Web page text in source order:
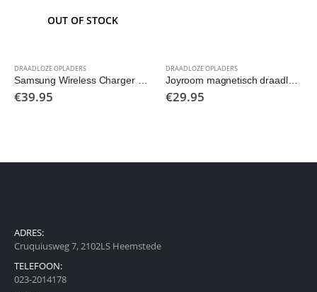
OUT OF STOCK
DRAADLOZE OPLADERS
€39.95
DRAADLOZE OPLADERS
Joyroom magnetisch draadloze oplader en telefoonhouder
€29.95
ADRES:
Cruquiusweg 7, 2102LS Heemstede
TELEFOON:
023-2014178